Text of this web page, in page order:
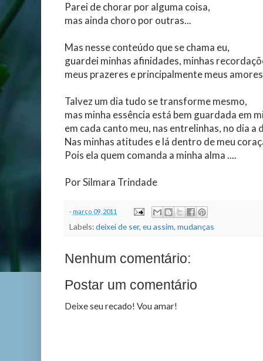
Parei de chorar por alguma coisa,
mas ainda choro por outras...
Mas nesse conteúdo que se chama eu,
guardei minhas afinidades, minhas
meus prazeres e principalmente meus
Talvez um dia tudo se transforme mesmo,
mas minha essência está bem guardada em
em cada canto meu, nas entrelinhas, no dia a
Nas minhas atitudes e lá dentro de meu
Pois ela quem comanda a minha alma ....
Por Silmara Trindade
- março 09, 2011
Labels:deixei de ser, eu assim, mudanças
Nenhum comentário:
Postar um comentário
Deixe seu recado! Vou amar!